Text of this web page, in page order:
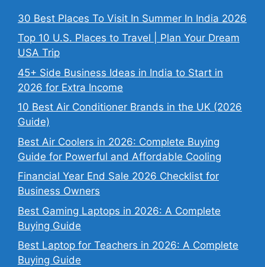
30 Best Places To Visit In Summer In India 2026
Top 10 U.S. Places to Travel | Plan Your Dream
USA Trip
45+ Side Business Ideas in India to Start in
2026 for Extra Income
10 Best Air Conditioner Brands in the UK (2026
Guide)
Best Air Coolers in 2026: Complete Buying
Guide for Powerful and Affordable Cooling
Financial Year End Sale 2026 Checklist for
Business Owners
Best Gaming Laptops in 2026: A Complete
Buying Guide
Best Laptop for Teachers in 2026: A Complete
Buying Guide